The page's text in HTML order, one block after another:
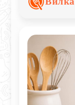
снаружи и